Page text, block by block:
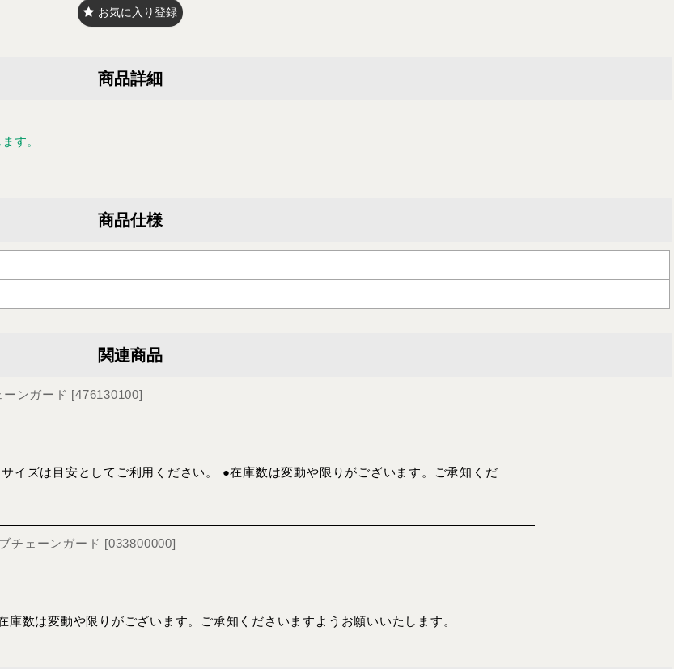
お気に入り登録
商品詳細
す。
商品仕様
関連商品
ンガード [476130100]
イズは目安としてご利用ください。 ●在庫数は変動や限りがございます。ご承知くだ
チェーンガード [033800000]
庫数は変動や限りがございます。ご承知くださいますようお願いいたします。